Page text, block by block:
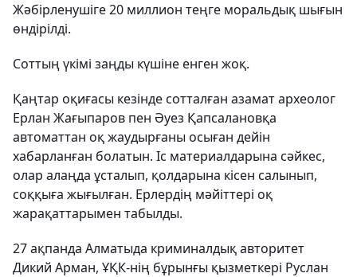
Жәбірленушіге 20 миллион теңге моральдық шығын
өндірілді.
Соттың үкімі заңды күшіне енген жоқ.
Қаңтар оқиғасы кезінде сотталған азамат археолог
Ерлан Жағыпаров пен Әуез Қапсалановқа
автоматтан оқ жаудырғаны осыған дейін
хабарланған болатын. Іс материалдарына сәйкес,
олар алаңда ұсталып, қолдарына кісен салынып,
соққыға жығылған. Ерлердің мәйіттері оқ
жарақаттарымен табылды.
27 ақпанда Алматыда криминалдық авторитет
Дикий Арман, ҰҚК-нің бұрынғы қызметкері Руслан